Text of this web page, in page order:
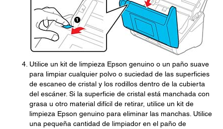
Utilice un kit de limpieza Epson genuino o un paño suave
para limpiar cualquier polvo o suciedad de las superficies
de escaneo de cristal y los rodillos dentro de la cubierta
del escáner. Si la superficie de cristal está manchada con
grasa u otro material difícil de retirar, utilice un kit de
limpieza Epson genuino para eliminar las manchas. Utilice
una pequeña cantidad de limpiador en el paño de